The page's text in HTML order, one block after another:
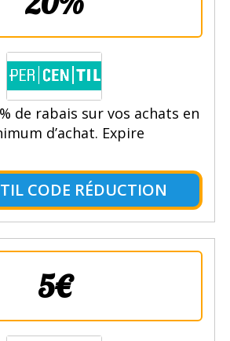
de rabais sur vos achats en
d’achat. Expire
CODE RÉDUCTION
5€